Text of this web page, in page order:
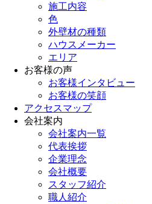
施工内容
色
外壁材の種類
ハウスメーカー
エリア
お客様の声
お客様インタビュー
お客様の笑顔
アクセスマップ
会社案内
会社案内一覧
代表挨拶
企業理念
会社概要
スタッフ紹介
職人紹介